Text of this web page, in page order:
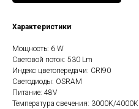
Характеристики:
Мощность: 6 W
Световой поток: 530 Lm
Индекс цветопередачи: CRI90
Светодиоды: OSRAM
Питание: 48V
Температура свечения: 3000K/4000К